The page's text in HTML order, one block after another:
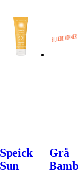
Speick
Sun
Grå